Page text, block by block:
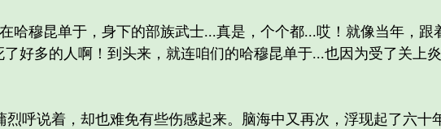
穆昆单于，身下的部族武士...真是，个个都...哎！就像当年，跟
好多的人啊！到头来，就连咱们的哈穆昆单于...也因为受了关上
说着，却也难免有些伤感起来。脑海中又再次，浮现起了六十